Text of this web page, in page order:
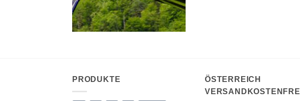
PRODUKTE
ÖSTERREICH
VERSANDKOSTENFREI